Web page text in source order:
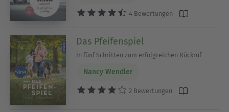
4 Bewertungen
Das Pfeifenspiel
In fünf Schritten zum erfolgreichen Rückruf
Nancy Wendler
2 Bewertungen